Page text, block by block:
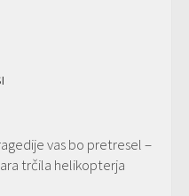
vas bo pretresel –
trčila helikopterja